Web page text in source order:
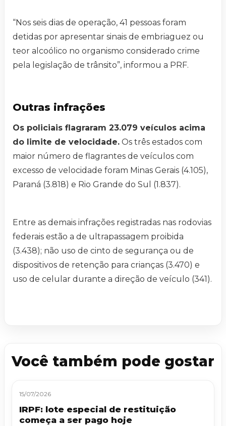
“Nos seis dias de operação, 41 pessoas foram
detidas por apresentar sinais de embriaguez ou
teor alcoólico no organismo considerado crime
pela legislação de trânsito”, informou a PRF.
Outras infrações
Os policiais flagraram 23.079 veículos acima
do limite de velocidade. Os três estados com
maior número de flagrantes de veículos com
excesso de velocidade foram Minas Gerais (4.105),
Paraná (3.818) e Rio Grande do Sul (1.837).
Entre as demais infrações registradas nas rodovias
federais estão a de ultrapassagem proibida
(3.438); não uso de cinto de segurança ou de
dispositivos de retenção para crianças (3.470) e
uso de celular durante a direção de veículo (341).
Você também pode gostar
15/07/2026
IRPF: lote especial de restituição
começa a ser pago hoje